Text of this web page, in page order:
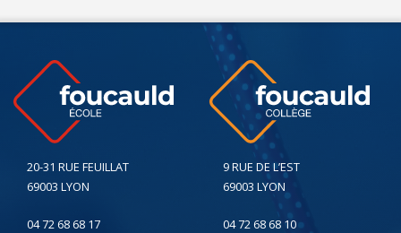
20-31 RUE FEUILLAT
69003 LYON
04 72 68 68 17
9 RUE DE L’EST
69003 LYON
04 72 68 68 10